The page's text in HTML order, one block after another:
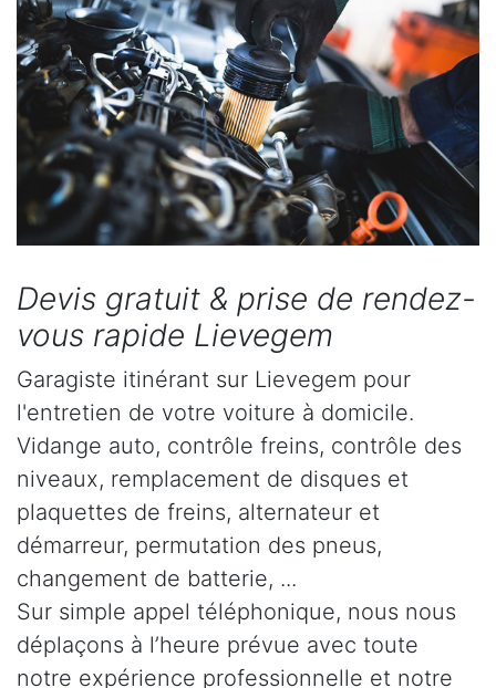
Devis gratuit & prise de rendez-
vous rapide Lievegem
Garagiste itinérant sur Lievegem pour
l'entretien de votre voiture à domicile.
Vidange auto, contrôle freins, contrôle des
niveaux, remplacement de disques et
plaquettes de freins, alternateur et
démarreur, permutation des pneus,
changement de batterie, ...
Sur simple appel téléphonique, nous nous
déplaçons à l’heure prévue avec toute
notre expérience professionnelle et notre